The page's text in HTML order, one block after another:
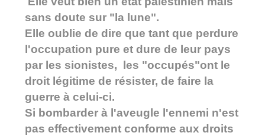
sans doute sur "la lune".
Elle oublie de dire que tant que perdure
l'occupation pure et dure de leur pays
par les sionistes, les "occupés"ont le
droit légitime de résister, de faire la
guerre à celui-ci.
Si bombarder à l'aveugle l'ennemi n'est
pas effectivement conforme aux droits